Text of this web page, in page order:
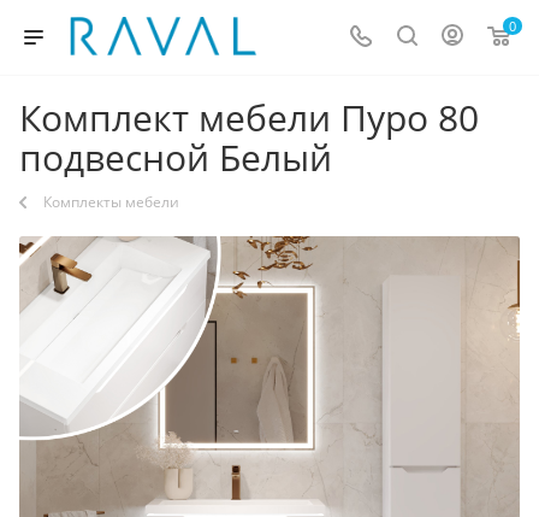
0
Комплект мебели Пуро 80
подвесной Белый
Комплекты мебели